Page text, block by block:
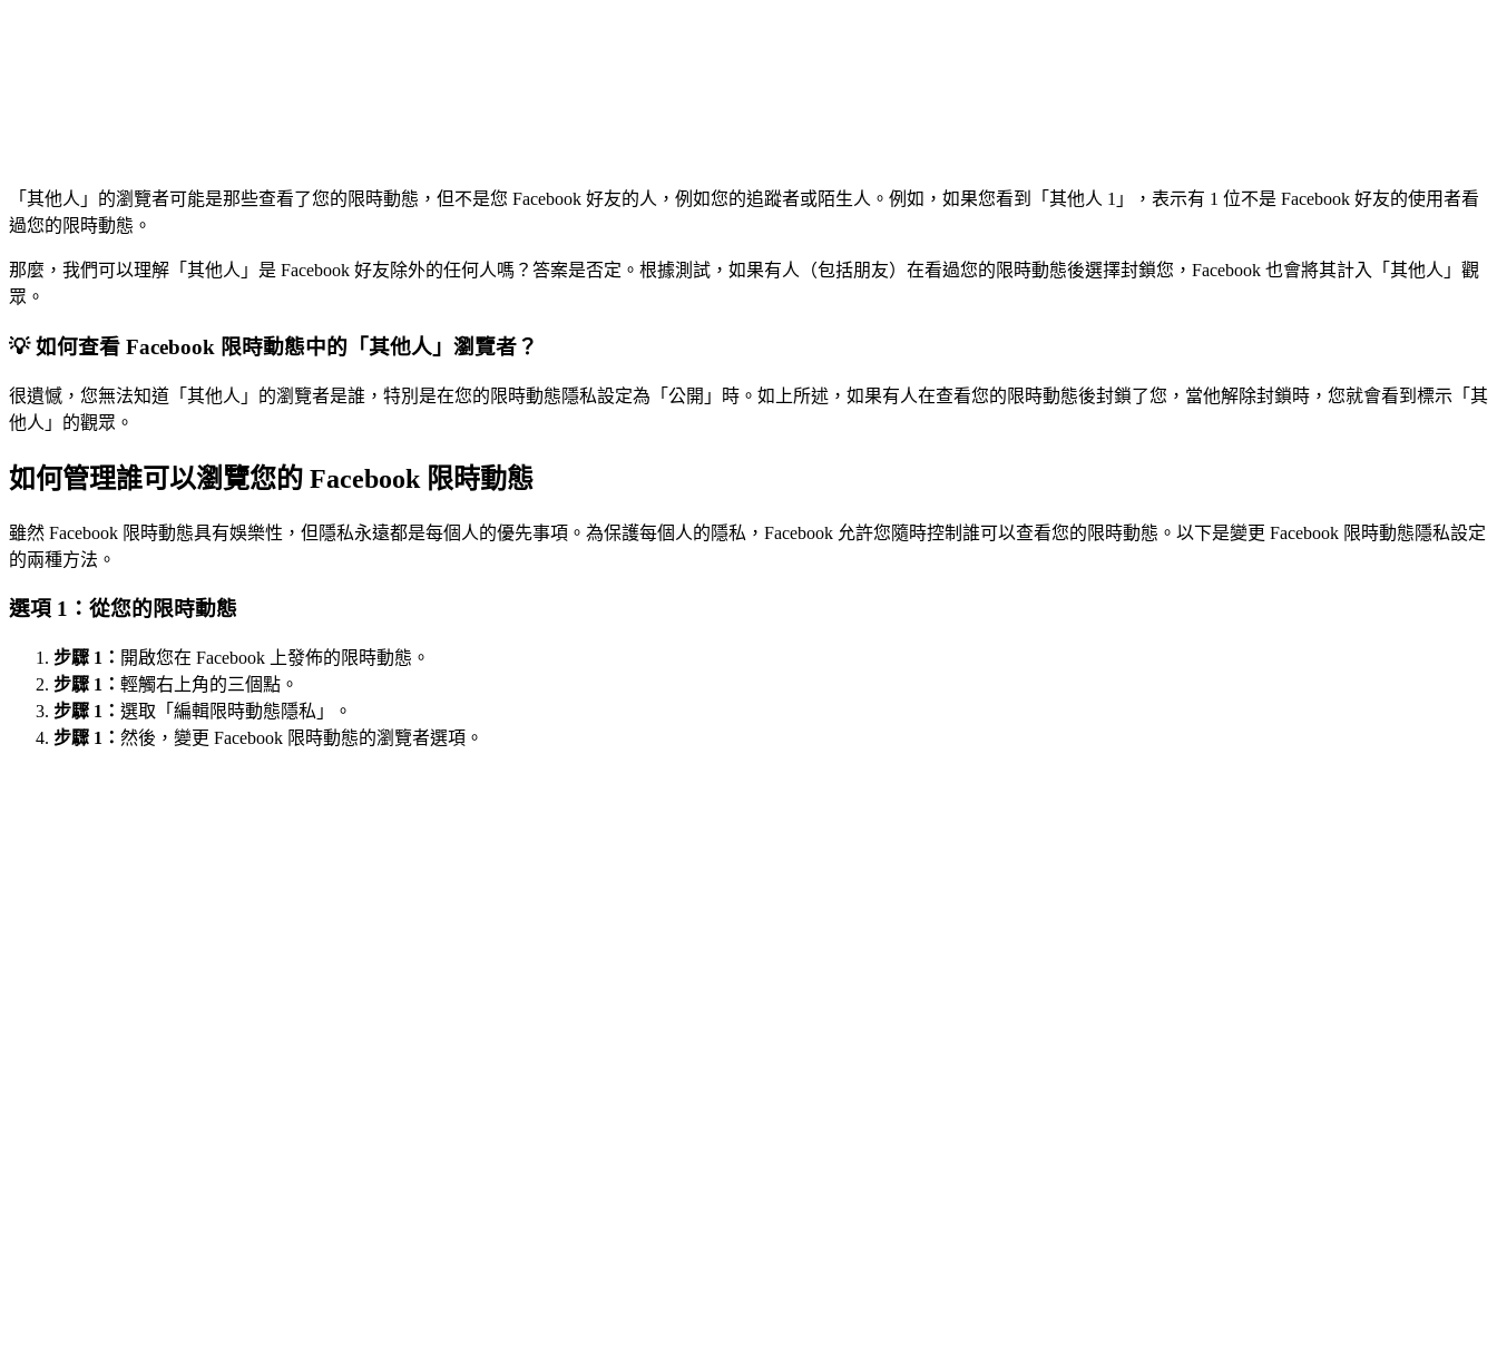
「其他人」的瀏覽者可能是那些查看了您的限時動態，但不是您 Facebook 好友的人，例如您的追蹤者或陌生人。例如，如果您看到「其他人 1」，表示有 1 位不是 Facebook 好友的使用者看
過您的限時動態。
那麼，我們可以理解「其他人」是 Facebook 好友除外的任何人嗎？答案是否定。根據測試，如果有人（包括朋友）在看過您的限時動態後選擇封鎖您，Facebook 也會將其計入「其他人」觀
眾。
💡 如何查看 Facebook 限時動態中的「其他人」瀏覽者？
很遺憾，您無法知道「其他人」的瀏覽者是誰，特別是在您的限時動態隱私設定為「公開」時。如上所述，如果有人在查看您的限時動態後封鎖了您，當他解除封鎖時，您就會看到標示「其
他人」的觀眾。
如何管理誰可以瀏覽您的 Facebook 限時動態
雖然 Facebook 限時動態具有娛樂性，但隱私永遠都是每個人的優先事項。為保護每個人的隱私，Facebook 允許您隨時控制誰可以查看您的限時動態。以下是變更 Facebook 限時動態隱私設定
的兩種方法。
選項 1：從您的限時動態
步驟 1： 開啟您在 Facebook 上發佈的限時動態。
步驟 1： 輕觸右上角的三個點。
步驟 1： 選取「編輯限時動態隱私」。
步驟 1： 然後，變更 Facebook 限時動態的瀏覽者選項。